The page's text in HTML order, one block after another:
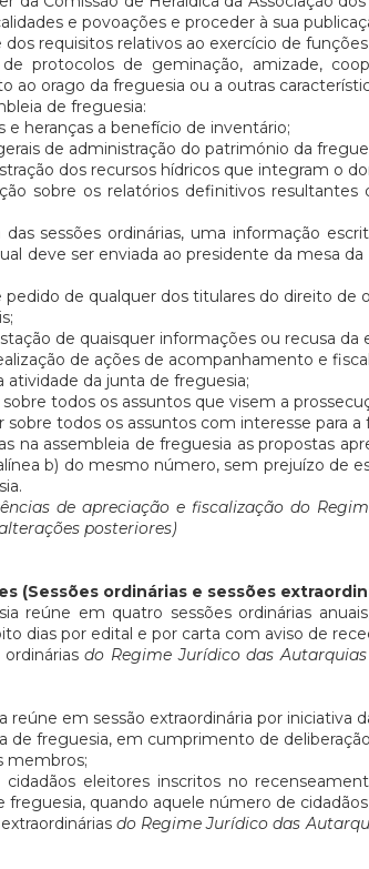
e povoações e proceder à sua
dos requisitos relativos ao exercício de
protocolos de geminação, amizade,
ao orago da freguesia ou a outras
de freguesia:
e heranças a benefício de inventário;
de administração do património da
dos recursos hídricos que integram o
sobre os relatórios definitivos
sessões ordinárias, uma informação
deve ser enviada ao presidente da mesa
pedido de qualquer dos titulares do direito
de quaisquer informações ou recusa
de ações de acompanhamento e
atividade da junta de freguesia;
todos os assuntos que visem a
sobre todos os assuntos com interesse para
na assembleia de freguesia as propostas
b) do mesmo número, sem prejuízo de
de apreciação e fiscalização do
posteriores)
(Sessões ordinárias e sessões
reúne em quatro sessões ordinárias
dias por edital e por carta com aviso de
ordináriasdo Regime Jurídico das Autarquias
reúne em sessão extraordinária por iniciativa
de freguesia, em cumprimento de
membros;
eleitores inscritos no
freguesia, quando aquele número de
do Regime Jurídico das